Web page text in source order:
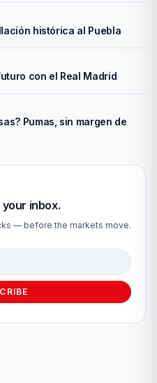
histórica al Puebla
con el Real Madrid
Pumas, sin margen de
inbox.
— before the markets move.